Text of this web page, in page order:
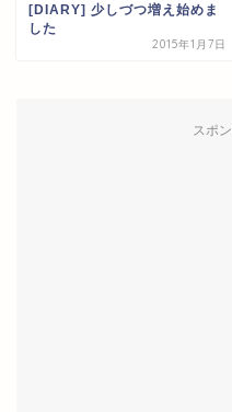
[DIARY] 少しづつ増え始めま
した
2015年1月7日
スポ